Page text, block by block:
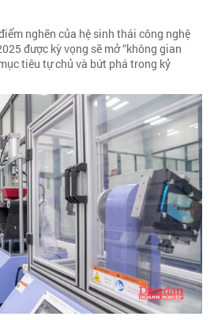
nghẽn của hệ sinh thái công nghệ
được kỳ vọng sẽ mở “không gian
tiêu tự chủ và bứt phá trong kỷ